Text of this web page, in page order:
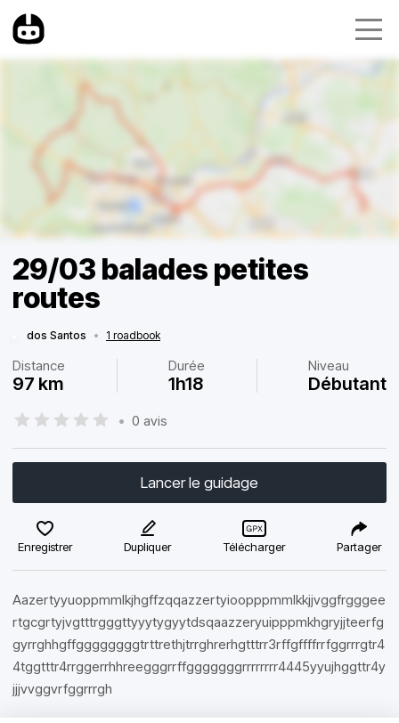
29/03 balades petites
routes
dos Santos • 1 roadbook
Distance
97 km
Durée
1h18
Niveau
Débutant
• 0 avis
Lancer le guidage
Enregistrer Dupliquer Télécharger Partager
Aazertyyuoppmmlkjhgffzqqazzertyioopppmmlkkjjvggfrgggee
rtgcgrtyjvgtttrgggttyyytygyytdsqaazzeryuipppmkhgryjjteerfg
gyrrghhgffggggggggtrttrethjtrrghrerhgtttrr3rffgffffrrfggrrrgtr4
4tggtttr4rrggerrhhreegggrrffgggggggrrrrrrrr4445yyujhggttr4y
jjjvvggvrfggrrrgh